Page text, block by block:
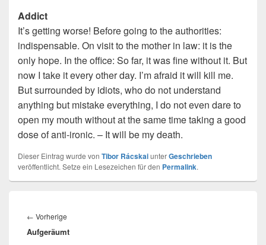
Addict
It’s getting worse! Before going to the authorities:
indispensable. On visit to the mother in law: it is the
only hope. In the office: So far, it was fine without it. But
now I take it every other day. I’m afraid it will kill me.
But surrounded by idiots, who do not understand
anything but mistake everything, I do not even dare to
open my mouth without at the same time taking a good
dose of anti-ironic. – It will be my death.
Dieser Eintrag wurde von Tibor RácskaiunterGeschrieben
veröffentlicht. Setze ein Lesezeichen für den Permalink.
← Vorherige
Beitrag:
Aufgeräumt